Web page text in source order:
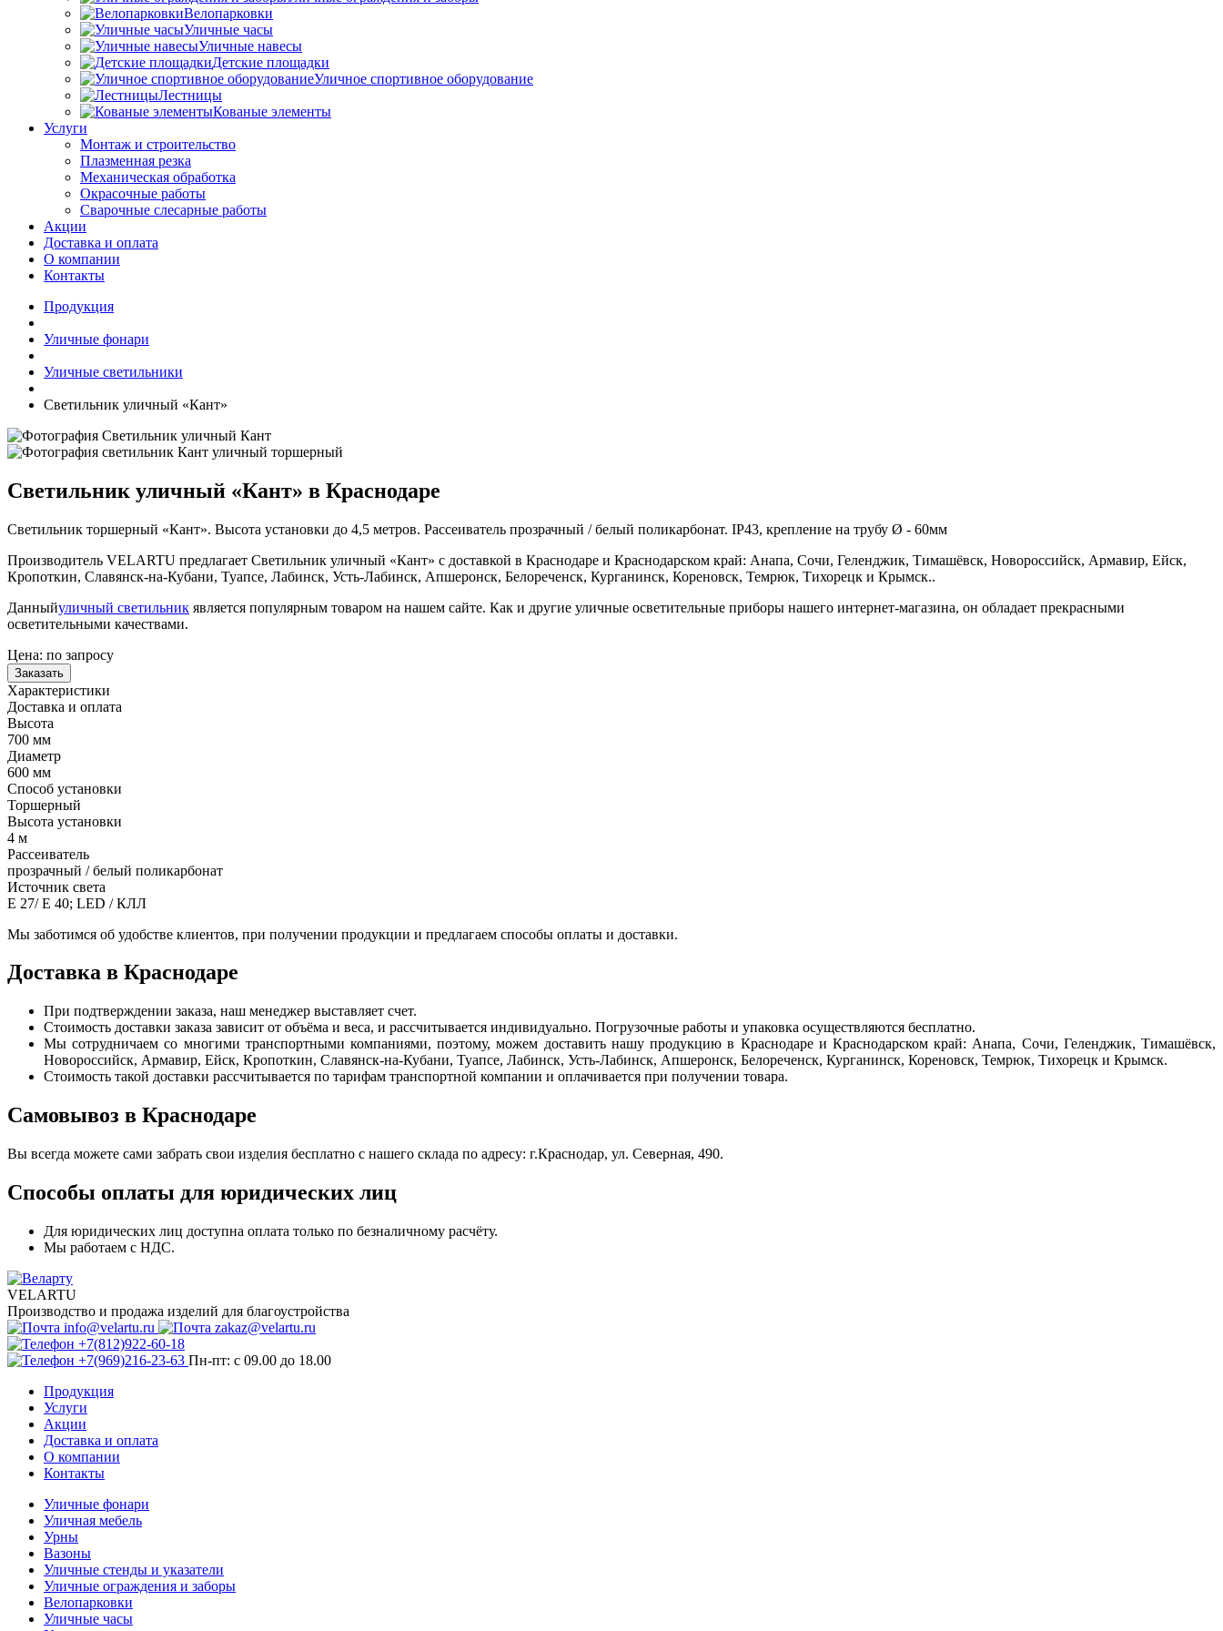
Велопарковки
Уличные часы
Уличные навесы
Детские площадки
Уличное спортивное оборудование
Лестницы
Кованые элементы
Услуги
Монтаж и строительство
Плазменная резка
Механическая обработка
Окрасочные работы
Сварочные слесарные работы
Акции
Доставка и оплата
О компании
Контакты
Продукция
Уличные фонари
Уличные светильники
Светильник уличный «Кант»
Светильник уличный «Кант» в Краснодаре
Светильник торшерный «Кант». Высота установки до 4,5 метров. Рассеиватель прозрачный / белый поликарбонат. IP43, крепление на трубу Ø - 60мм
Производитель VELARTU предлагает Светильник уличный «Кант» с доставкой в Краснодаре и Краснодарском край: Анапа, Сочи, Геленджик, Тимашёвск, Новороссийск, Армавир, Ейск,
Кропоткин, Славянск-на-Кубани, Туапсе, Лабинск, Усть-Лабинск, Апшеронск, Белореченск, Курганинск, Кореновск, Темрюк, Тихорецк и Крымск..
Данныйуличный светильник является популярным товаром на нашем сайте. Как и другие уличные осветительные приборы нашего интернет-магазина, он обладает прекрасными
осветительными качествами.
Цена: по запросу
Заказать
Характеристики
Доставка и оплата
Высота
700 мм
Диаметр
600 мм
Способ установки
Торшерный
Высота установки
4 м
Рассеиватель
прозрачный / белый поликарбонат
Источник света
Е 27/ Е 40; LED / КЛЛ
Мы заботимся об удобстве клиентов, при получении продукции и предлагаем способы оплаты и доставки.
Доставка в Краснодаре
При подтверждении заказа, наш менеджер выставляет счет.
Стоимость доставки заказа зависит от объёма и веса, и рассчитывается индивидуально. Погрузочные работы и упаковка осуществляются бесплатно.
Мы сотрудничаем со многими транспортными компаниями, поэтому, можем доставить нашу продукцию в Краснодаре и Краснодарском край: Анапа, Сочи, Геленджик, Тимашёвск,
Новороссийск, Армавир, Ейск, Кропоткин, Славянск-на-Кубани, Туапсе, Лабинск, Усть-Лабинск, Апшеронск, Белореченск, Курганинск, Кореновск, Темрюк, Тихорецк и Крымск.
Стоимость такой доставки рассчитывается по тарифам транспортной компании и оплачивается при получении товара.
Самовывоз в Краснодаре
Вы всегда можете сами забрать свои изделия бесплатно с нашего склада по адресу: г.Краснодар, ул. Северная, 490.
Способы оплаты для юридических лиц
Для юридических лиц доступна оплата только по безналичному расчёту.
Мы работаем с НДС.
VELARTU
Производство и продажа изделий для благоустройства
info@velartu.ru
zakaz@velartu.ru
+7(812)922-60-18
+7(969)216-23-63 Пн-пт: с 09.00 до 18.00
Продукция
Услуги
Акции
Доставка и оплата
О компании
Контакты
Уличные фонари
Уличная мебель
Урны
Вазоны
Уличные стенды и указатели
Уличные ограждения и заборы
Велопарковки
Уличные часы